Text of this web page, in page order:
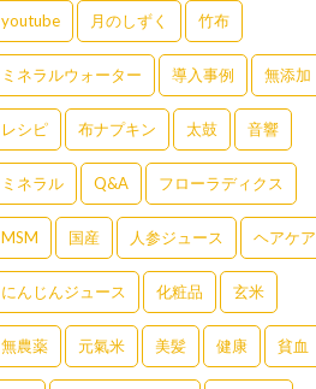
youtube 月のしずく 竹布
ミネラルウォーター 導入事例 無添加
レシピ 布ナプキン 太鼓 音響
ミネラル Q&A フローラディクス
MSM 国産 人参ジュース ヘアケア
にんじんジュース 化粧品 玄米
無農薬 元氣米 美髪 健康 貧血